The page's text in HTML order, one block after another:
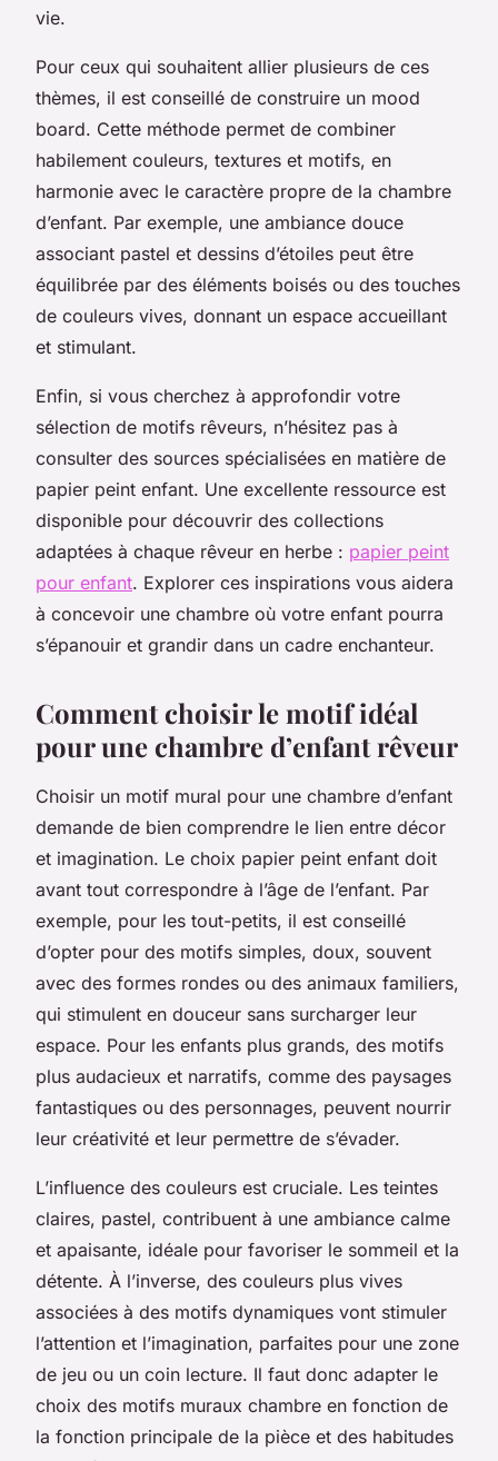
vie.
Pour ceux qui souhaitent allier plusieurs de ces
thèmes, il est conseillé de construire un mood
board. Cette méthode permet de combiner
habilement couleurs, textures et motifs, en
harmonie avec le caractère propre de la chambre
d’enfant. Par exemple, une ambiance douce
associant pastel et dessins d’étoiles peut être
équilibrée par des éléments boisés ou des touches
de couleurs vives, donnant un espace accueillant
et stimulant.
Enfin, si vous cherchez à approfondir votre
sélection de motifs rêveurs, n’hésitez pas à
consulter des sources spécialisées en matière de
papier peint enfant. Une excellente ressource est
disponible pour découvrir des collections
adaptées à chaque rêveur en herbe : papier peint
pour enfant. Explorer ces inspirations vous aidera
à concevoir une chambre où votre enfant pourra
s’épanouir et grandir dans un cadre enchanteur.
Comment choisir le motif idéal
pour une chambre d’enfant rêveur
Choisir un motif mural pour une chambre d’enfant
demande de bien comprendre le lien entre décor
et imagination. Le choix papier peint enfant doit
avant tout correspondre à l’âge de l’enfant. Par
exemple, pour les tout-petits, il est conseillé
d’opter pour des motifs simples, doux, souvent
avec des formes rondes ou des animaux familiers,
qui stimulent en douceur sans surcharger leur
espace. Pour les enfants plus grands, des motifs
plus audacieux et narratifs, comme des paysages
fantastiques ou des personnages, peuvent nourrir
leur créativité et leur permettre de s’évader.
L’influence des couleurs est cruciale. Les teintes
claires, pastel, contribuent à une ambiance calme
et apaisante, idéale pour favoriser le sommeil et la
détente. À l’inverse, des couleurs plus vives
associées à des motifs dynamiques vont stimuler
l’attention et l’imagination, parfaites pour une zone
de jeu ou un coin lecture. Il faut donc adapter le
choix des motifs muraux chambre en fonction de
la fonction principale de la pièce et des habitudes